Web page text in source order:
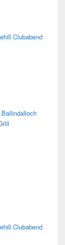
Clubabend
Clubabend